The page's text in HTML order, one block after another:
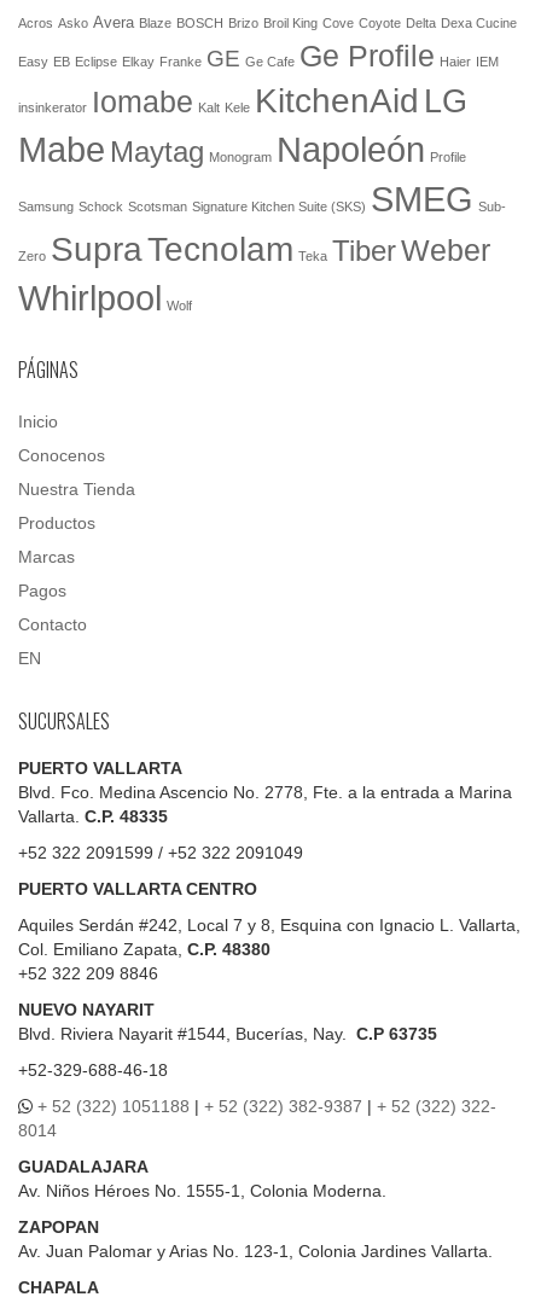
Acros Asko Avera Blaze BOSCH Brizo Broil King Cove Coyote Delta Dexa Cucine
Easy EB Eclipse Elkay Franke GE Ge Cafe Ge Profile Haier IEM
insinkerator Iomabe Kalt Kele KitchenAid LG
Mabe Maytag Monogram Napoleón Profile
Samsung Schock Scotsman Signature Kitchen Suite (SKS) SMEG Sub-
Zero SupraTecnolam Teka TiberWeber
Whirlpool Wolf
PÁGINAS
Inicio
Conocenos
Nuestra Tienda
Productos
Marcas
Pagos
Contacto
EN
SUCURSALES
PUERTO VALLARTA
Blvd. Fco. Medina Ascencio No. 2778, Fte. a la entrada a Marina
Vallarta. C.P. 48335
+52 322 2091599 / +52 322 2091049
PUERTO VALLARTA CENTRO
Aquiles Serdán #242, Local 7 y 8, Esquina con Ignacio L. Vallarta,
Col. Emiliano Zapata, C.P. 48380
+52 322 209 8846
NUEVO NAYARIT
Blvd.
Riviera Nayarit #1544, Bucerías, Nay. C.P 63735
+52-329-688-46-18
+ 52 (322) 1051188 | + 52 (322) 382-9387 | + 52 (322) 322-
8014
GUADALAJARA
Av. Niños Héroes No. 1555-1, Colonia Moderna.
ZAPOPAN
Av. Juan Palomar y Arias No. 123-1, Colonia Jardines Vallarta.
CHAPALA